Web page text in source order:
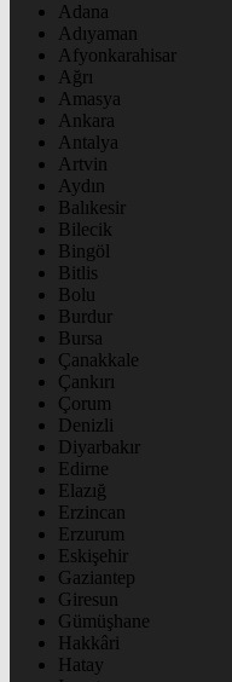
Adana
Adıyaman
Afyonkarahisar
Ağrı
Amasya
Ankara
Antalya
Artvin
Aydın
Balıkesir
Bilecik
Bingöl
Bitlis
Bolu
Burdur
Bursa
Çanakkale
Çankırı
Çorum
Denizli
Diyarbakır
Edirne
Elazığ
Erzincan
Erzurum
Eskişehir
Gaziantep
Giresun
Gümüşhane
Hakkâri
Hatay